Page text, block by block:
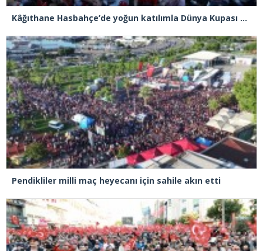
Kâğıthane Hasbahçe’de yoğun katılımla Dünya Kupası heyecanı yaşandı
Pendikliler milli maç heyecanı için sahile akın etti